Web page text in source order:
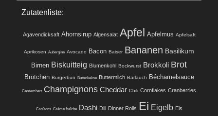
Zutatenliste:
Agavendicksaft Ahornsirup Algensalat Apfel Apfelmus Apfelsaft
Aprikosen Aubergine Avocado Bacon Baiser Bananen Basilikum
Birnen Biskuitteig Blumenkohl Bockwurst Brokkoli Brot
Brötchen Burgerbun Butterkekse Buttermilch Bärlauch Béchamelsauce
Camembert Champignons Cheddar Chili Cornflakes Cranberries
Croûtons Crème fraîche Dashi Dill Dinner Rolls Ei Eigelb Eis